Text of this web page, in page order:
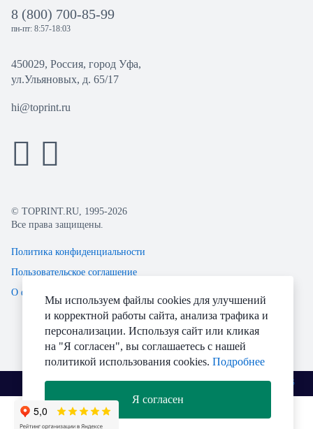
8 (800) 700-85-99
пн-пт: 8:57-18:03
450029, Россия, город Уфа,
ул.Ульяновых, д. 65/17
hi@toprint.ru
© TOPRINT.RU, 1995-2026
Все права защищены.
Политика конфиденциальности
Пользовательское соглашение
О файлах Cookie
Мы используем файлы cookies для улучшений
и корректной работы сайта, анализа трафика и
персонализации. Используя сайт или кликая
на "Я согласен", вы соглашаетесь с нашей
политикой использования cookies. Подробнее
Я согласен